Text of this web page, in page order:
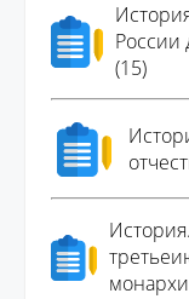
России
(15)